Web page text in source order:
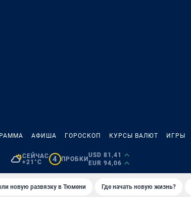
АФИША ГОРОСКОП КУРСЫ ВАЛЮТ ИГРЫ
СЕЙЧАС
+21°C
4 ПРОБКИ
USD 81,41
EUR 94,06
новую развязку в Тюмени Где начать новую жизнь?